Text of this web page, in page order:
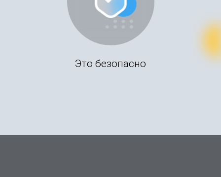
Это безопасно